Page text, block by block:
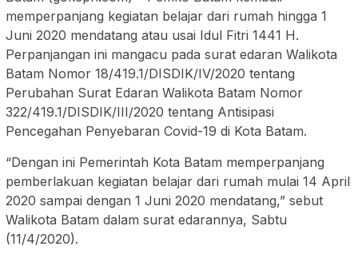
memperpanjang kegiatan belajar dari rumah hingga 1
Juni 2020 mendatang atau usai Idul Fitri 1441 H.
Perpanjangan ini mangacu pada surat edaran Walikota
Batam Nomor 18/419.1/DISDIK/IV/2020 tentang
Perubahan Surat Edaran Walikota Batam Nomor
322/419.1/DISDIK/III/2020 tentang Antisipasi
Pencegahan Penyebaran Covid-19 di Kota Batam.
“Dengan ini Pemerintah Kota Batam memperpanjang
pemberlakuan kegiatan belajar dari rumah mulai 14 April
2020 sampai dengan 1 Juni 2020 mendatang,” sebut
Walikota Batam dalam surat edarannya, Sabtu
(11/4/2020).